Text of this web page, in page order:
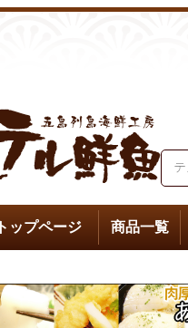
トップページ 商品一覧